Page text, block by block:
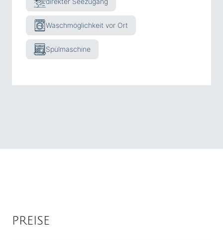
+
Waschmöglichkeit vor Ort
Spülmaschine
PREISE